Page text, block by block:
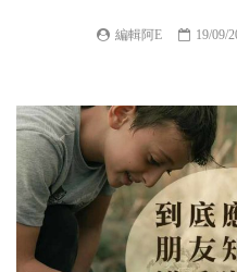
編輯阿E 19/09/